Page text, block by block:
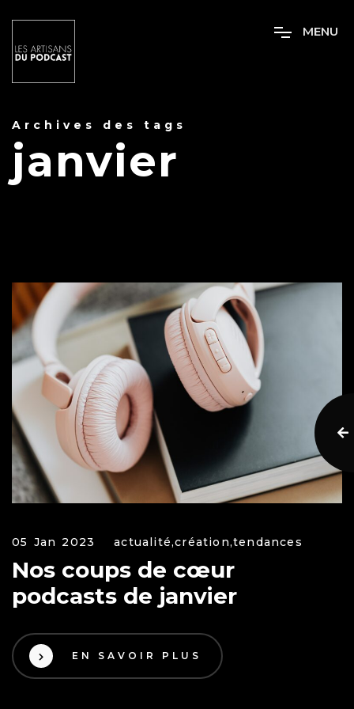
MENU
Archives des tags
janvier
05 Jan 2023 actualité,création,tendances
Nos coups de cœur
podcasts de janvier
EN SAVOIR PLUS